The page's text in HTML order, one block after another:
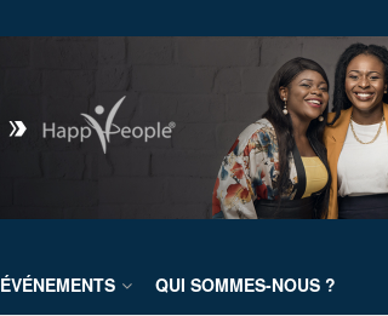
ÉVÉNEMENTS QUI SOMMES-NOUS ?